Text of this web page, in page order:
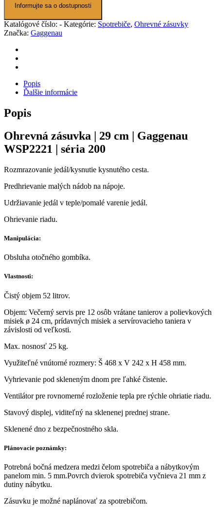
Gaggenau
WSP2221
séria
Informujte sa o dostupnosti
Katalógové číslo: - Kategórie: Spotrebiče, Ohrevné zásuvky
Značka: Gaggenau
Popis
Ďalšie informácie
Popis
Ohrevná zásuvka | 29 cm | Gaggenau
WSP2221 | séria 200
Rozmrazovanie jedál/kysnutie kysnutého cesta.
Predhrievanie malých nádob na nápoje.
Udržiavanie jedál v teple/pomalé varenie jedál.
Ohrievanie riadu.
Manipulácia:
Obsluha otočného gombíka.
Vlastnosti:
Čistý objem 52 litrov.
Objem: Večerný servis pre 12 osôb vrátane tanierov a polievkových
misiek ø 24 cm, prídavných misiek a servírovacieho taniera v
závislosti od veľkosti.
Max. nosnosť 25 kg.
Využiteľné vnútorné rozmery: Š 468 x V 242 x H 458 mm.
Vyhrievanie pod skleneným dnom pre ľahké čistenie.
Ventilátor pre rovnomerné rozloženie tepla pre rýchle ohriatie riadu.
Stavový displej, viditeľný na sklenenej prednej strane.
Sklenené dno z bezpečnostného skla.
Plánovacie poznámky:
Potrebná bočná medzera medzi čelom spotrebiča a nábytkovým
panelom min. 5 mm.Povrch dvierok spotrebiča vyčnieva 21 mm z
dutiny nábytku.
Zásuvku je možné naplánovať za spotrebičom.